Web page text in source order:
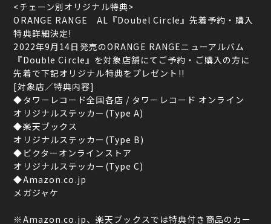
<チェーン別オリジナル特典>
ORANGE RANGE AL『Doubel Circle』先着予約・購入
特典詳細決定!
2022年9月14日発売のORANGE RANGEニューアルバム
『Double Circle』を対象店舗にてご予約・ご購入の方に
先着で下記オリジナル特典をプレゼント!!
[対象店／特典内容]
◆タワーレコード全国各店 / タワーレコード オンライン
オリジナルステッカー(Type A)
◆楽天ブックス
オリジナルステッカー(Type B)
◆ビクターオンラインストア
オリジナルステッカー(Type C)
◆Amazon.co.jp
メガジャケ
※Amazon.co.jp、楽天ブックスでは特典付き商品のカー